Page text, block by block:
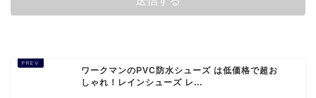
ワークマンのPVC防水シューズ は低価格で超お
しゃれ！レインシューズ レ...
生活家電